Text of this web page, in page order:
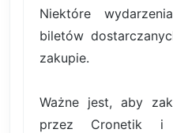
Niektóre
biletów
zakupie.
Ważne jest, aby
przez Cronetik i